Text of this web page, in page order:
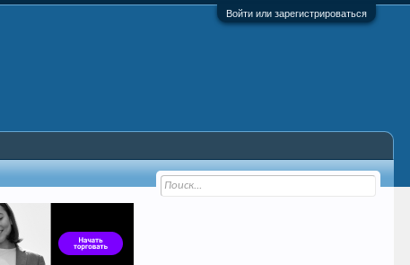
Войти или зарегистрироваться